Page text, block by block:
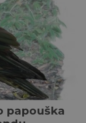
tohoto
detaily
[…]
papouška